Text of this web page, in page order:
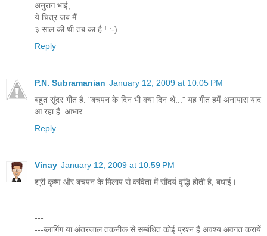
अनुराग भाई,
ये चित्र जब मैँ
३ साल की थी तब का है ! :-)
Reply
P.N. Subramanian January 12, 2009 at 10:05 PM
बहुत सुंदर गीत है. "बचपन के दिन भी क्या दिन थे..." यह गीत हमें अनायास याद
आ रहा है. आभार.
Reply
Vinay January 12, 2009 at 10:59 PM
श्री कृष्ण और बचपन के मिलाप से कविता में सौंदर्य वृद्धि होती है, बधाई।
---
---ब्लागिंग या अंतरजाल तकनीक से सम्बंधित कोई प्रश्न है अवश्य अवगत करायें